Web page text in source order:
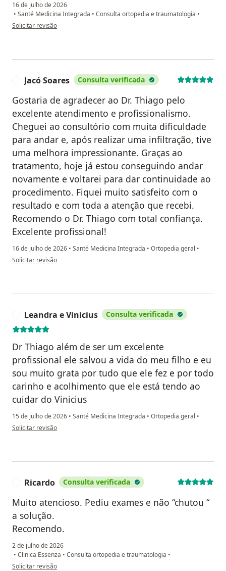
16 de julho de 2026
• Santé Medicina Integrada • Consulta ortopedia e traumatologia •
na opinião do utilizador Eliana Lustosa
Solicitar revisão
Jacó Soares Consulta verificada
Gostaria de agradecer ao Dr. Thiago pelo
excelente atendimento e profissionalismo.
Cheguei ao consultório com muita dificuldade
para andar e, após realizar uma infiltração, tive
uma melhora impressionante. Graças ao
tratamento, hoje já estou conseguindo andar
novamente e voltarei para dar continuidade ao
procedimento. Fiquei muito satisfeito com o
resultado e com toda a atenção que recebi.
Recomendo o Dr. Thiago com total confiança.
Excelente profissional!
16 de julho de 2026 • Santé Medicina Integrada • Ortopedia geral •
na opinião do utilizador Jacó Soares
Solicitar revisão
Leandra e Vinicius Consulta verificada
Dr Thiago além de ser um excelente
profissional ele salvou a vida do meu filho e eu
sou muito grata por tudo que ele fez e por todo
carinho e acolhimento que ele está tendo ao
cuidar do Vinicius
15 de julho de 2026 • Santé Medicina Integrada • Ortopedia geral •
na opinião do utilizador Leandra e Vinicius
Solicitar revisão
Ricardo Consulta verificada
Muito atencioso. Pediu exames e não “chutou “
a solução.
Recomendo.
2 de julho de 2026
• Clinica Essenza • Consulta ortopedia e traumatologia •
na opinião do utilizador Ricardo
Solicitar revisão